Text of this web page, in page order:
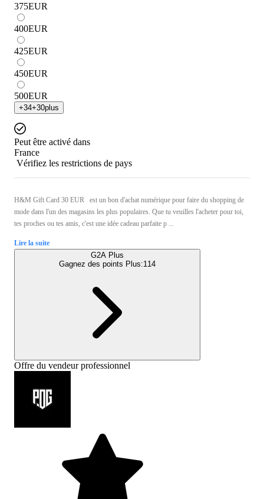
375EUR
400EUR
425EUR
450EUR
500EUR
+34+30plus
Peut être activé dans
France
Vérifiez les restrictions de pays
H&M Gift Card 30 EUR est un bon d'achat numérique pour faire du shopping de
mode dans l'un des magasins les plus populaires. Que tu veuilles l'acheter pour toi,
tes proches ou tes amis, c'est une idée cadeau parfaite p ...
Lire la suite
G2A Plus
Gagnez des points Plus:114
Offre du vendeur professionnel